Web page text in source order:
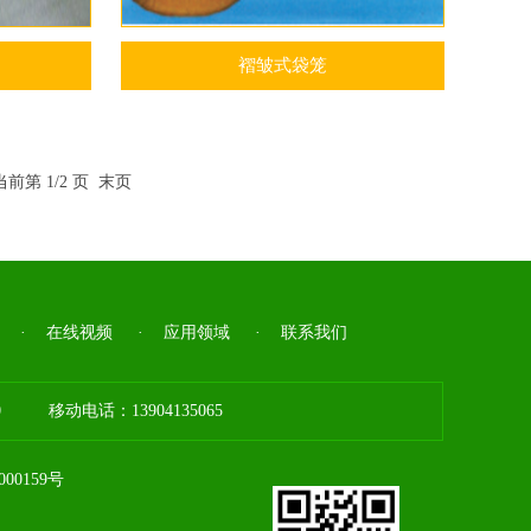
褶皱式袋笼
第 1/2 页 末页
· 在线视频 · 应用领域 · 联系我们
动电话：13904135065
号